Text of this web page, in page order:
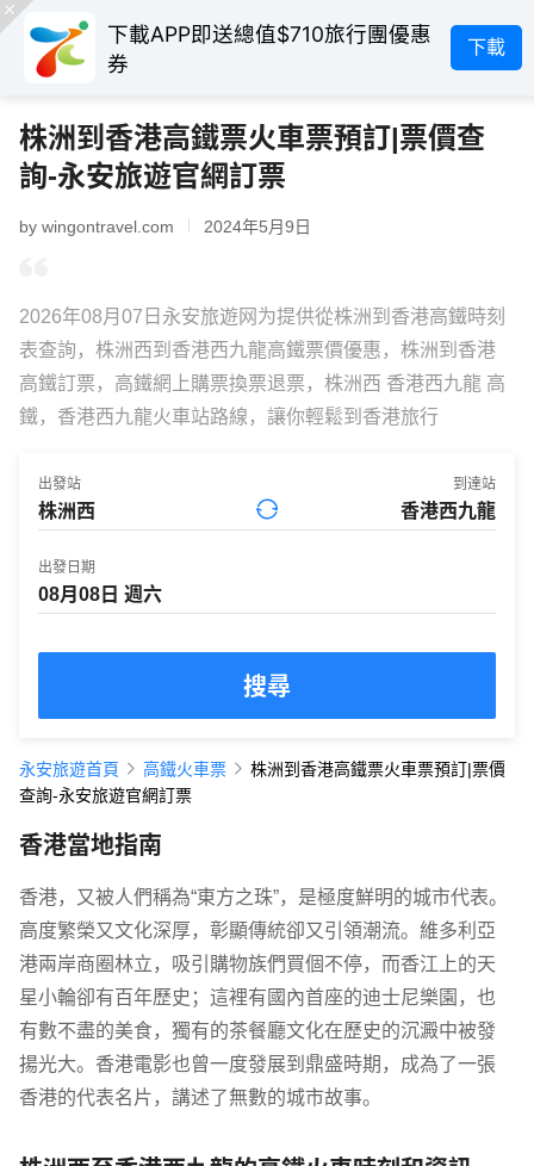
下載APP即送總值$710旅行團優惠
券
下載
株洲到香港高鐵票火車票預訂|票價查
詢-永安旅遊官網訂票
by wingontravel.com 2024年5月9日
2026年08月07日永安旅遊网为提供從株洲到香港高鐵時刻
表查詢，株洲西到香港西九龍高鐵票價優惠，株洲到香港
高鐵訂票，高鐵網上購票換票退票，株洲西 香港西九龍 高
鐵，香港西九龍火車站路線，讓你輕鬆到香港旅行
出發站 到達站
出發日期
搜尋
永安旅遊首頁 高鐵火車票
株洲到香港高鐵票火車票預訂|票價
查詢-永安旅遊官網訂票
香港當地指南
香港，又被人們稱為“東方之珠”，是極度鮮明的城市代表。
高度繁榮又文化深厚，彰顯傳統卻又引領潮流。維多利亞
港兩岸商圈林立，吸引購物族們買個不停，而香江上的天
星小輪卻有百年歷史；這裡有國內首座的迪士尼樂園，也
有數不盡的美食，獨有的茶餐廳文化在歷史的沉澱中被發
揚光大。香港電影也曾一度發展到鼎盛時期，成為了一張
香港的代表名片，講述了無數的城市故事。